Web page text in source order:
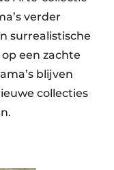
verder
surrealistische
een zachte
blijven
collecties